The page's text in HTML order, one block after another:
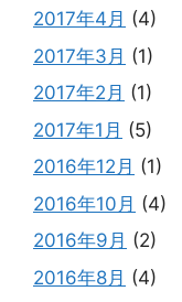
2017年4月 (4)
2017年3月 (1)
2017年2月 (1)
2017年1月 (5)
2016年12月 (1)
2016年10月 (4)
2016年9月 (2)
2016年8月 (4)